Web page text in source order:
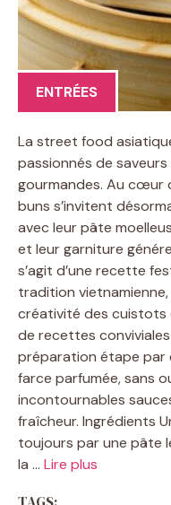
ENTRÉES
La street food
passionnés de
gourmandes. Au cœur
buns s’invitent
avec leur pâte
et leur garniture
s’agit d’une recette
tradition
créativité des cuistots
de recettes
préparation étape par
farce parfumée, sans
incontournables
fraîcheur. Ingrédients
toujours par une pâte
la … Lire plus